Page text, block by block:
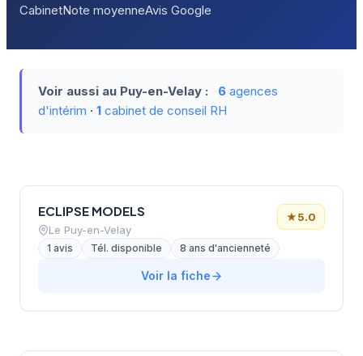
CabinetNote moyenneAvis Google
Voir aussi au Puy-en-Velay : 6 agences
d'intérim · 1 cabinet de conseil RH
ECLIPSE MODELS
Le Puy-en-Velay
★5.0
1 avis Tél. disponible 8 ans d'ancienneté
Voir la fiche